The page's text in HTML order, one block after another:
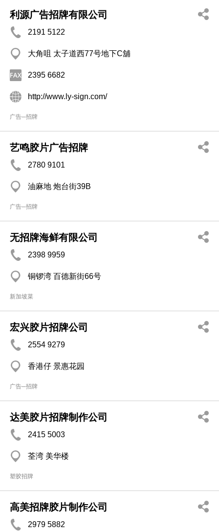
利源广告招牌有限公司
2191 5122
大角咀 太子道西77号地下C舖
2395 6682
http://www.ly-sign.com/
广告─招牌
艺鸣胶片广告招牌
2780 9101
油麻地 炮台街39B
广告─招牌
无招牌海鲜有限公司
2398 9959
铜锣湾 百德新街66号
新加坡菜
宏兴胶片招牌公司
2554 9279
香港仔 景惠花园
广告─招牌
达美胶片招牌制作公司
2415 5003
荃湾 美华楼
塑胶招牌
高美招牌胶片制作公司
2979 5882